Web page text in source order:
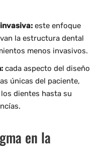
este enfoque
la estructura dental
menos invasivos.
cada aspecto del diseño
únicas del paciente,
dientes hasta su
en la